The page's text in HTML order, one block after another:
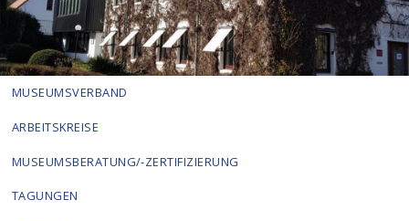
MUSEUMSVERBAND
ARBEITSKREISE
MUSEUMSBERATUNG/-ZERTIFIZIERUNG
TAGUNGEN